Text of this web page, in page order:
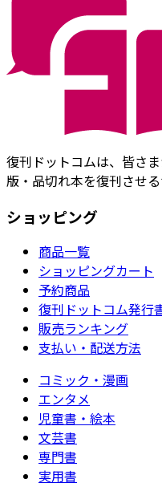
復刊ドットコムは、皆さ
版・品切れ本を復刊させる
ショッピング
商品一覧
ショッピングカート
予約商品
復刊ドットコム発行
販売ランキング
支払い・配送方法
コミック・漫画
エンタメ
児童書・絵本
文芸書
専門書
実用書